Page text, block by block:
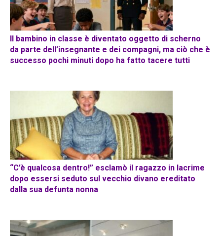
Il bambino in classe è diventato oggetto di scherno
da parte dell’insegnante e dei compagni, ma ciò che è
successo pochi minuti dopo ha fatto tacere tutti
“C’è qualcosa dentro!” esclamò il ragazzo in lacrime
dopo essersi seduto sul vecchio divano ereditato
dalla sua defunta nonna